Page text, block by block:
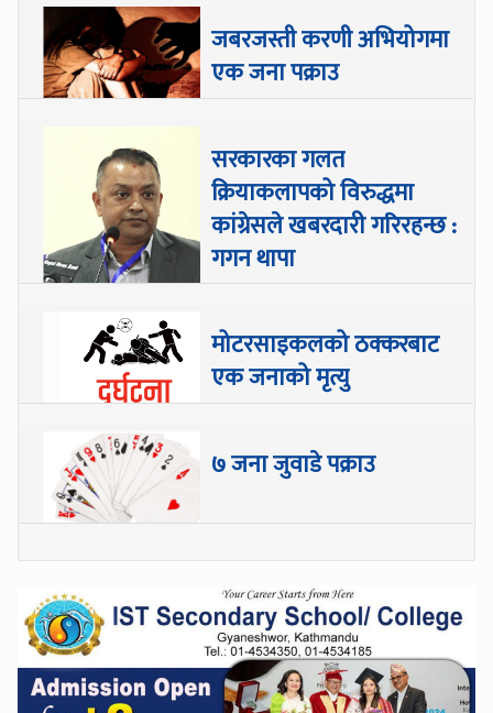
जबरजस्ती करणी अभियोगमा
एक जना पक्राउ
सरकारका गलत
क्रियाकलापको विरुद्धमा
कांग्रेसले खबरदारी गरिरहन्छ :
गगन थापा
मोटरसाइकलको ठक्करबाट
एक जनाको मृत्यु
७ जना जुवाडे पक्राउ